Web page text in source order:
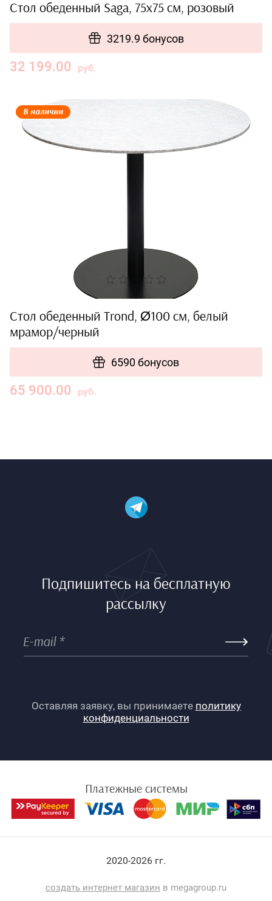
Стол обеденный Saga, 75х75 см, розовый
3219.9 бонусов
32 199.00 руб.
В наличии
Стол обеденный Trond, Ø100 см, белый
мрамор/черный
6590 бонусов
65 900.00 руб.
Подпишитесь на бесплатную
рассылку
Оставляя заявку, вы принимаете политику
конфиденциальности
Платежные системы
2020-2026 гг.
создать интернет магазин в megagroup.ru